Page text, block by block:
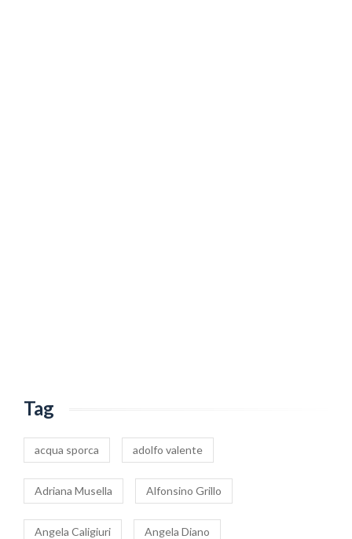
Tag
acqua sporca adolfo valente
Adriana Musella Alfonsino Grillo
Angela Caligiuri Angela Diano